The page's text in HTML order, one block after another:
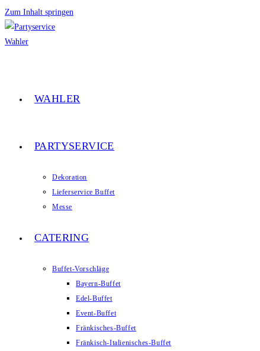
Zum Inhalt springen
WAHLER
PARTYSERVICE
Dekoration
Lieferservice Buffet
Messe
CATERING
Buffet-Vorschläge
Bayern-Buffet
Edel-Buffet
Event-Buffet
Fränkisches-Buffet
Fränkisch-Italienisches-Buffet